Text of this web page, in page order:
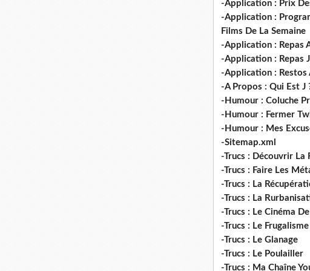
-Application : Prix
-Application :
Films De La Semaine
-Application : Repas
-Application : Repas
-Application : Restos
-A Propos : Qui Est J
-Humour : Coluche
-Humour : Fermer
-Humour : Mes
-Sitemap.xml
-Trucs : Découvrir La
-Trucs : Faire Les
-Trucs : La
-Trucs : La
-Trucs : Le Cinéma
-Trucs : Le Frugalisme
-Trucs : Le Glanage
-Trucs : Le Poulailler
-Trucs : Ma Chaîne